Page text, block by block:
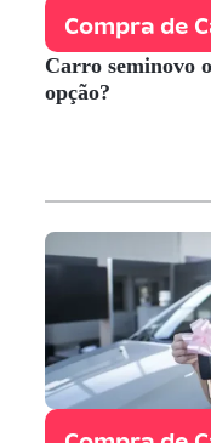
Compra de
Carro seminovo
opção?